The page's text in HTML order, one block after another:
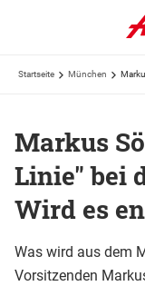
Startseite München
Markus
Linie" bei
Wird es
Was wird aus dem
Vorsitzenden